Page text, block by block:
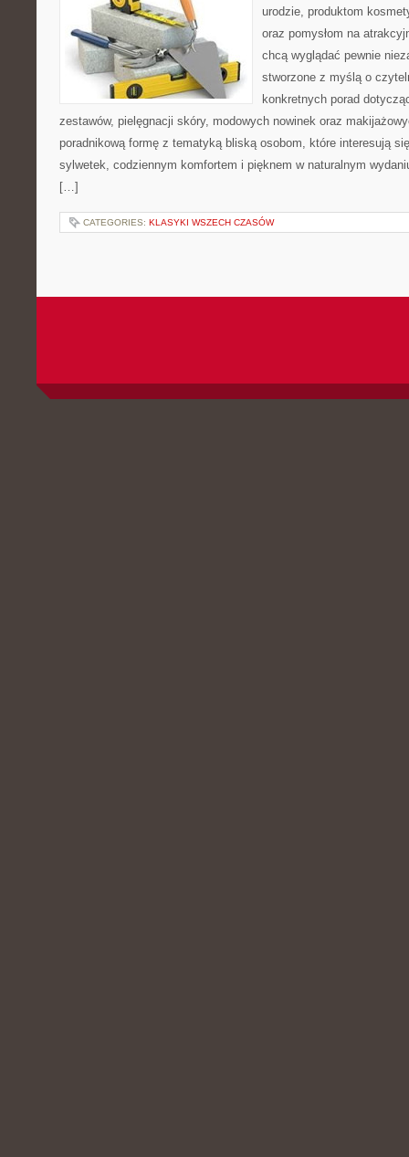
urodzie, produktom
oraz pomysłom na
chcą wyglądać pewnie
stworzone z myślą o
konkretnych porad
zestawów, pielęgnacji skóry, modowych nowinek oraz
poradnikową formę z tematyką bliską osobom, które interesują
sylwetek, codziennym komfortem i pięknem w naturalnym
[…]
CATEGORIES: KLASYKI WSZECH CZASÓW